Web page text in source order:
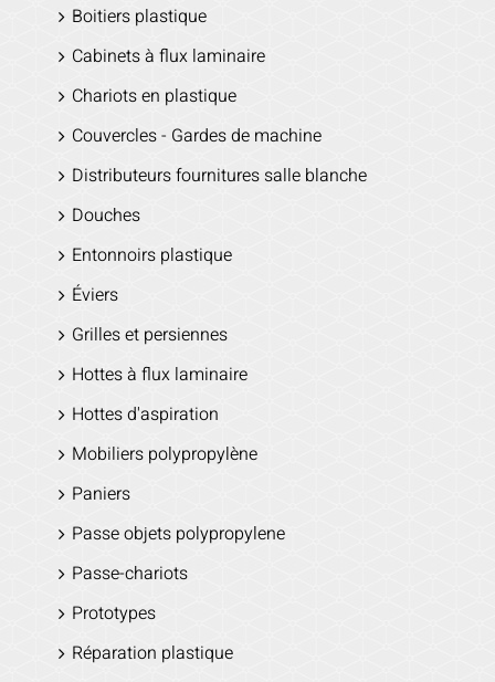
Boitiers plastique
Cabinets à flux laminaire
Chariots en plastique
Couvercles - Gardes de machine
Distributeurs fournitures salle blanche
Douches
Entonnoirs plastique
Éviers
Grilles et persiennes
Hottes à flux laminaire
Hottes d'aspiration
Mobiliers polypropylène
Paniers
Passe objets polypropylene
Passe-chariots
Prototypes
Réparation plastique